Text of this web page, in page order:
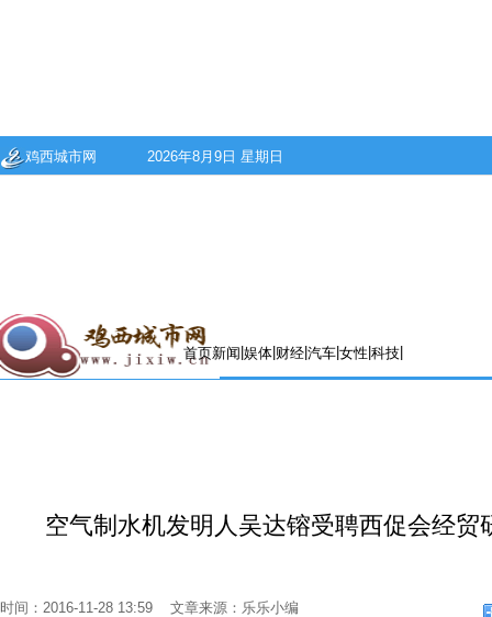
鸡西城市网 2026年8月9日 星期日
首页新闻 娱体 财经 汽车 女性 科技
空气制水机发明人吴达镕受聘西促会经贸
时间：2016-11-28 13:59 文章来源：乐乐小编